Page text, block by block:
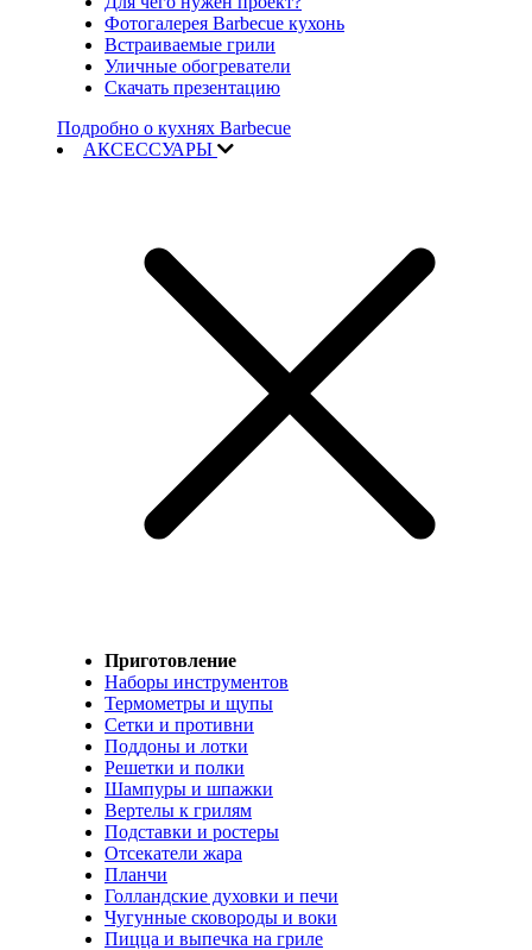
Фотогалерея Barbecue кухонь
Встраиваемые грили
Уличные обогреватели
Скачать презентацию
Подробно о кухнях Barbecue
АКСЕССУАРЫ
Приготовление
Наборы инструментов
Термометры и щупы
Сетки и противни
Поддоны и лотки
Решетки и полки
Шампуры и шпажки
Вертелы к грилям
Подставки и ростеры
Отсекатели жара
Планчи
Голландские духовки и печи
Чугунные сковороды и воки
Пицца и выпечка на гриле